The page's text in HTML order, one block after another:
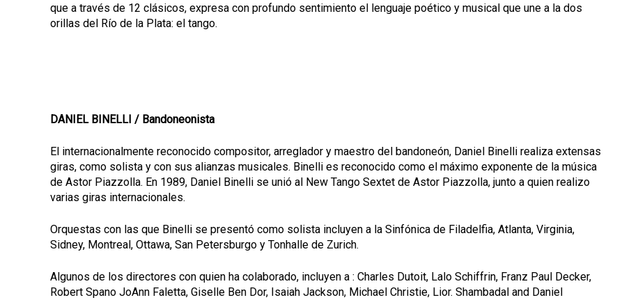
que a través de 12 clásicos, expresa con profundo sentimiento el lenguaje poético y musical que une a la dos
orillas del Río de la Plata: el tango.
DANIEL BINELLI / Bandoneonista
El internacionalmente reconocido compositor, arreglador y maestro del bandoneón, Daniel Binelli realiza extensas
giras, como solista y con sus alianzas musicales. Binelli es reconocido como el máximo exponente de la música
de Astor Piazzolla. En 1989, Daniel Binelli se unió al New Tango Sextet de Astor Piazzolla, junto a quien realizo
varias giras internacionales.
Orquestas con las que Binelli se presentó como solista incluyen a la Sinfónica de Filadelfia, Atlanta, Virginia,
Sidney, Montreal, Ottawa, San Petersburgo y Tonhalle de Zurich.
Algunos de los directores con quien ha colaborado, incluyen a : Charles Dutoit, Lalo Schiffrin, Franz Paul Decker,
Robert Spano JoAnn Faletta, Giselle Ben Dor, Isaiah Jackson, Michael Christie, Lior. Shambadal and Daniel